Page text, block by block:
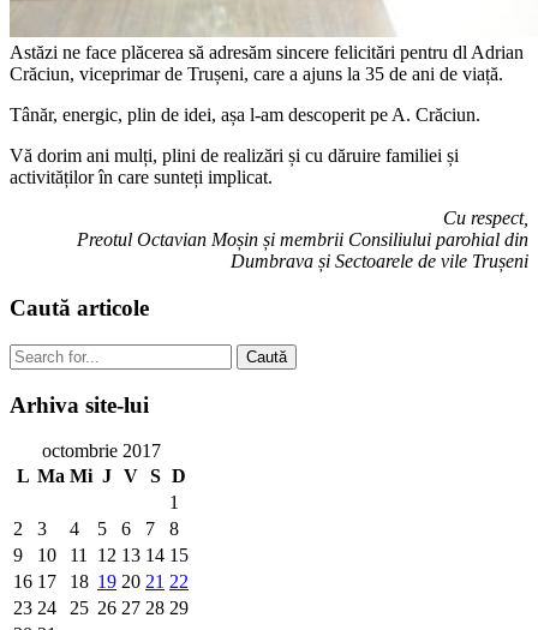
Astăzi ne face plăcerea să adresăm sincere felicitări pentru dl Adrian
Crăciun, viceprimar de Trușeni, care a ajuns la 35 de ani de viață.
Tânăr, energic, plin de idei, așa l-am descoperit pe A. Crăciun.
Vă dorim ani mulți, plini de realizări și cu dăruire familiei și
activităților în care sunteți implicat.
Cu respect,
Preotul Octavian Moșin și membrii Consiliului parohial din
Dumbrava și Sectoarele de vile Trușeni
Caută articole
Caută
Arhiva site-lui
octombrie 2017
L Ma Mi J V S D
1
2
3 4 5 6 7
8
9
10 11 12 13 14 15
16 17 18 19 20 21 22
23 24 25 26 27 28 29